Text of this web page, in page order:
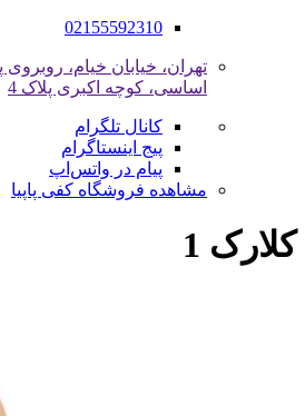
02155592310
تهران، خیابان خیام، روبروی
اساسی، کوچه اکبری پلاک 4
کانال تلگرام
پیج اینستاگرام
پیام در واتس‌اپ
مشاهده فروشگاه کفی پاپیا
کلارک 1